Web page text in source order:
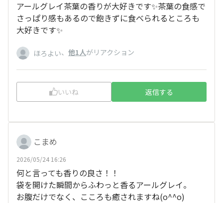
アールグレイ茶葉の香りが大好きです✨茶葉の食感で
さっぱり感もあるので飽きずに食べられるところも
大好きです✨
ほろよい、 他1人がリアクション
いいね 返信する
こまめ
2026/05/24 16:26
何と言っても香りの良さ！！
袋を開けた瞬間からふわっと香るアールグレイ。
お腹だけでなく、こころも癒されますね(o^^o)